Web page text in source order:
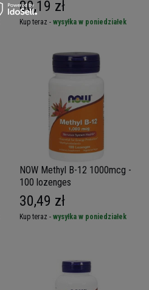
80,19 zł
Kup teraz - wysyłka w poniedziałek
NOW Methyl B-12 1000mcg -
100 lozenges
30,49 zł
Kup teraz - wysyłka w poniedziałek